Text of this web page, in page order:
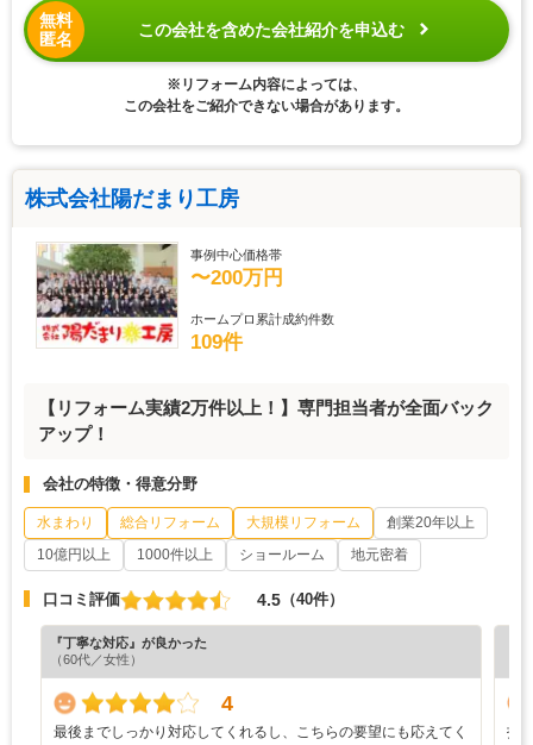
無料
匿名
この会社を含めた会社紹介を申込む
※リフォーム内容によっては、
この会社をご紹介できない場合があります。
株式会社陽だまり工房
事例中心価格帯
〜200万円
ホームプロ累計成約件数
109件
【リフォーム実績2万件以上！】専門担当者が全面バック
アップ！
会社の特徴・得意分野
水まわり 総合リフォーム 大規模リフォーム
創業20年以上
10億円以上
1000件以上 ショールーム 地元密着
口コミ評価 4.5 （40件）
『丁寧な対応』が良かった
（60代／女性）
4
最後までしっかり対応してくれるし、こちらの要望にも応えてく
打